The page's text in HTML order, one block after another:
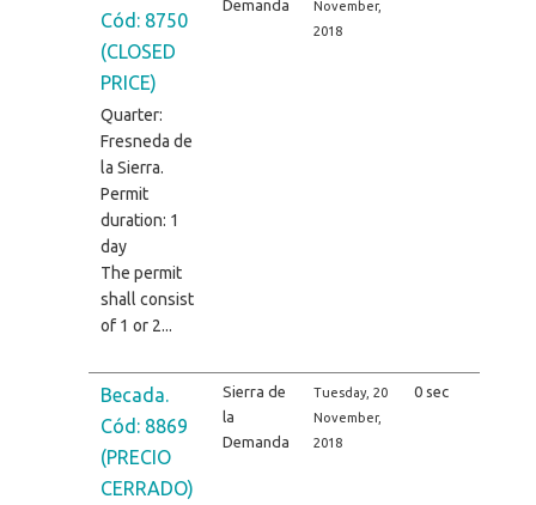
Cód: 8750
(CLOSED
PRICE)
Quarter:
Fresneda de
la Sierra.
Permit
duration: 1
day
The permit
shall consist
of 1 or 2...
Demanda
November,
2018
Becada.
Cód: 8869
(PRECIO
CERRADO)
Sierra de
la
Demanda
Tuesday, 20
November,
2018
0 sec